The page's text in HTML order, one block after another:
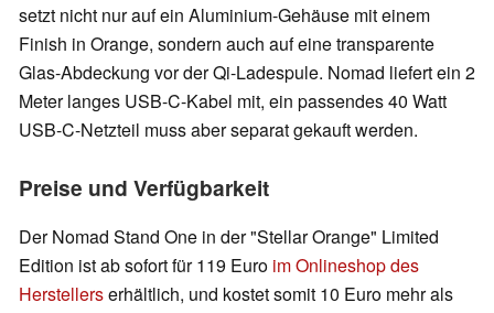
setzt nicht nur auf ein Aluminium-Gehäuse mit einem
Finish in Orange, sondern auch auf eine transparente
Glas-Abdeckung vor der Qi-Ladespule. Nomad liefert ein 2
Meter langes USB-C-Kabel mit, ein passendes 40 Watt
USB-C-Netzteil muss aber separat gekauft werden.
Preise und Verfügbarkeit
Der Nomad Stand One in der "Stellar Orange" Limited
Edition ist ab sofort für 119 Euro im Onlineshop des
Herstellerserhältlich, und kostet somit 10 Euro mehr als